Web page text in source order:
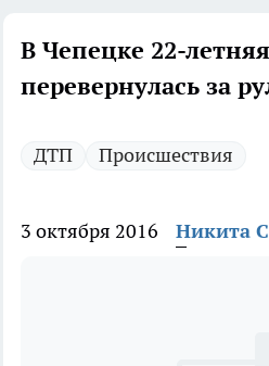
В Чепецке 22-
перевернулась за
ДТП Происшествия
3 октября 2016 Никита